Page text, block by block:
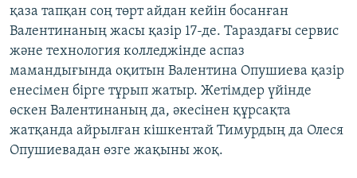
қаза тапқан соң төрт айдан кейін босанған
Валентинаның жасы қазір 17-де. Тараздағы сервис
және технология колледжінде аспаз
мамандығында оқитын Валентина Опушиева қазір
енесімен бірге тұрып жатыр. Жетімдер үйінде
өскен Валентинаның да, әкесінен құрсақта
жатқанда айрылған кішкентай Тимурдың да Олеся
Опушиевадан өзге жақыны жоқ.